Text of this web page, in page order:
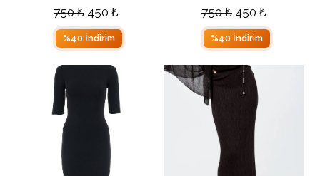
750₺ 450 ₺
%40 İndirim
750₺ 450 ₺
%40 İndirim